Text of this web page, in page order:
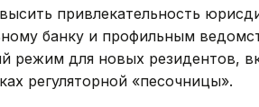
привлекательность
банку и профильным
режим для новых резидентов,
регуляторной «песочницы».